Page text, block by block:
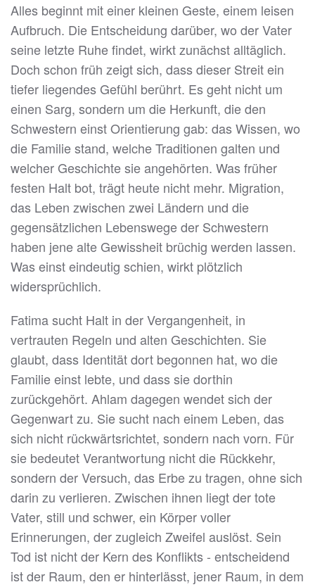
Alles beginnt mit einer kleinen Geste, einem leisen
Aufbruch. Die Entscheidung darüber, wo der Vater
seine letzte Ruhe findet, wirkt zunächst alltäglich.
Doch schon früh zeigt sich, dass dieser Streit ein
tiefer liegendes Gefühl berührt. Es geht nicht um
einen Sarg, sondern um die Herkunft, die den
Schwestern einst Orientierung gab: das Wissen, wo
die Familie stand, welche Traditionen galten und
welcher Geschichte sie angehörten. Was früher
festen Halt bot, trägt heute nicht mehr. Migration,
das Leben zwischen zwei Ländern und die
gegensätzlichen Lebenswege der Schwestern
haben jene alte Gewissheit brüchig werden lassen.
Was einst eindeutig schien, wirkt plötzlich
widersprüchlich.
Fatima sucht Halt in der Vergangenheit, in
vertrauten Regeln und alten Geschichten. Sie
glaubt, dass Identität dort begonnen hat, wo die
Familie einst lebte, und dass sie dorthin
zurückgehört. Ahlam dagegen wendet sich der
Gegenwart zu. Sie sucht nach einem Leben, das
sich nicht rückwärtsrichtet, sondern nach vorn. Für
sie bedeutet Verantwortung nicht die Rückkehr,
sondern der Versuch, das Erbe zu tragen, ohne sich
darin zu verlieren. Zwischen ihnen liegt der tote
Vater, still und schwer, ein Körper voller
Erinnerungen, der zugleich Zweifel auslöst. Sein
Tod ist nicht der Kern des Konflikts - entscheidend
ist der Raum, den er hinterlässt, jener Raum, in dem